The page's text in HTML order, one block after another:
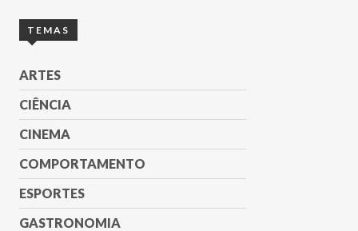
TEMAS
ARTES
CIÊNCIA
CINEMA
COMPORTAMENTO
ESPORTES
GASTRONOMIA